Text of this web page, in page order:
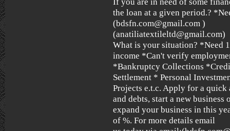
If you are in need of some
the loan at a given period.?
(bdsfn.com@gmail.com )
(anatiliatextileltd@gmail.com)
What is your situation? *Need
income *Can't verify
*Bankruptcy Collections
Settlement * Personal
Projects e.t.c. Apply for a
and debts, start a new
expand your business in this
of %. For more details email